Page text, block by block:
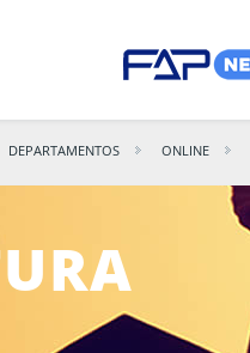
DEPARTAMENTOS ONLINE